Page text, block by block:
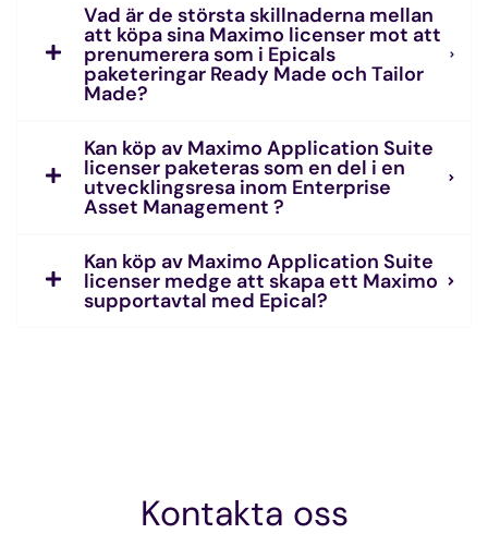
Vad är de största skillnaderna mellan
att köpa sina Maximo licenser mot att
prenumerera som i Epicals
paketeringar Ready Made och Tailor
Made?
Kan köp av Maximo Application Suite
licenser paketeras som en del i en
utvecklingsresa inom Enterprise
Asset Management ?
Kan köp av Maximo Application Suite
licenser medge att skapa ett Maximo
supportavtal med Epical?
Kontakta oss